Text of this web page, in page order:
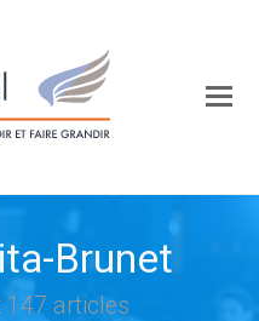
Brunet
147 articles